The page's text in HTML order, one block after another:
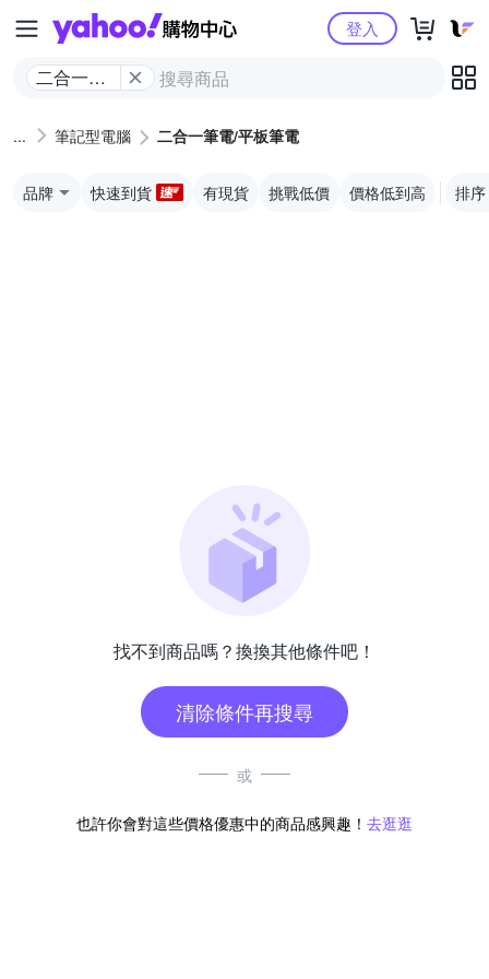
Yahoo購物中心
二合一筆
電
登入
筆記型電腦 二合一筆電/平板筆電
品牌 快速到貨 有現貨 挑戰低價 價格低到高 排序
找不到商品嗎？換換其他條件吧！
清除條件再搜尋
或
也許你會對這些價格優惠中的商品感興趣！ 去逛逛